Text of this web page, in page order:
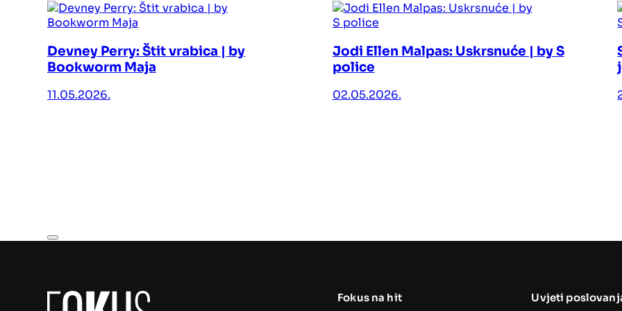
Devney Perry: Štit vrabica | by
Bookworm Maja
11.05.2026.
Jodi Ellen Malpas: Uskrsnuće | by S
police
02.05.2026.
Fokus na hit Uvjeti